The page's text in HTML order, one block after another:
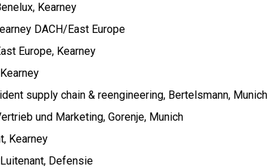
Kearney
DACH/East Europe
Europe, Kearney
Kearney
supply chain & reengineering, Bertelsmann, Munich
und Marketing, Gorenje, Munich
Kearney
Defensie